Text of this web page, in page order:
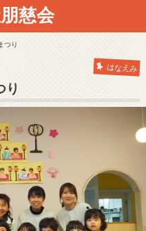
慈会
つり
はなえみ
り